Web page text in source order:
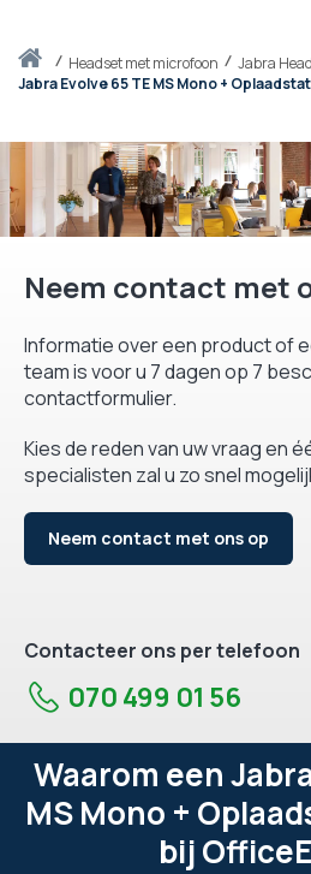
Thuisheadset met microfoon Jabra
Jabra Evolve 65 TE MS Mono +
Neem contact met
Informatie over een product of
team is voor u 7 dagen op 7
contactformulier.
Kies de reden van uw vraag en
specialisten zal u zo snel
Neem contact met ons op
Contacteer ons per telefoon
070 499 01 56
Waarom een
MS Mono +
bij